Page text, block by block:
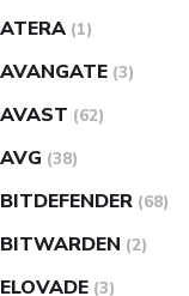
ATERA (1)
AVANGATE (3)
AVAST (62)
AVG (38)
BITDEFENDER (68)
BITWARDEN (2)
ELOVADE (3)